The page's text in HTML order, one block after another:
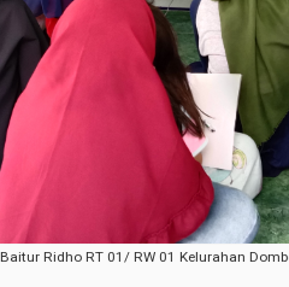
Ridho RT 01/ RW 01 Kelurahan